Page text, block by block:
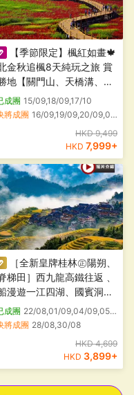
【季節限定】楓紅如畫🍁
金秋追楓8天純玩之旅 賞
地【關門山、天橋溝、五
、紅海灘】丸都山城、中
門、河口景區、鴨綠江斷
、隆重呈獻永安尊享《遼河
成團 15/09,18/09,17/10
將成團 16/09,19/09,20/09,08/10,09/10,10/10,11/10,12/10,14/10,15/10
HKD 9,499
HKD 7,999+
［全新皇牌桂林㊣陽朔、
梯田］西九龍高鐵往返 、
漫遊一江四湖、國賓洞蘆
、興坪灕江竹筏、龍脊梯
七星公園、象鼻山、陽朔
成團 22/08,01/09,04/09,05/09,15/09,18/09,21/09,10/10,12/10,15/10,16/10,17/10,21/10,24/10,26/10,29/10,01/11,02/11,05/11,08/11
將成團 28/08,30/08
19/08,20/08,21/08,23/08,24/08,25/08,26/08,27/08,29/08,31/08,02/09,03/09,06/09,07/09,08/09,09/09,10/09,11/09,12/09,13/09
HKD 4,699
HKD 3,899+